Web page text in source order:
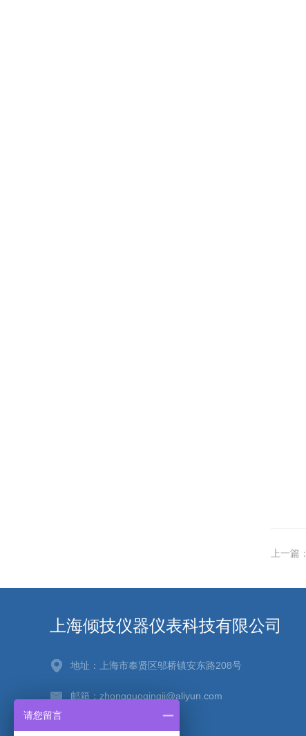
上一篇：
上海倾技仪器仪表科技有限公司
地址：上海市奉贤区邬桥镇安东路208号
邮箱：zhongguoqingji@aliyun.com
请您留言